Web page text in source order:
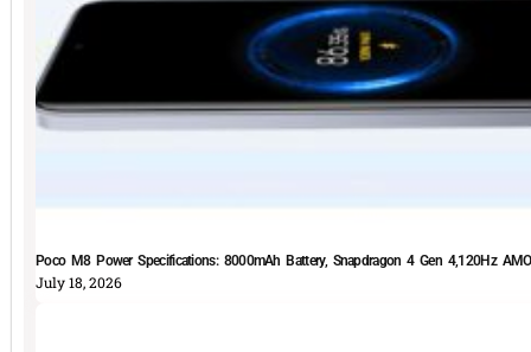
Poco M8 Power Specifications: 8000mAh Battery, Snapdragon 4 Gen 4,120Hz
July 18, 2026